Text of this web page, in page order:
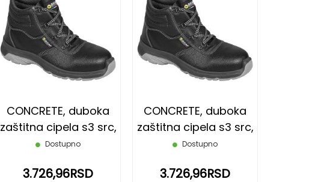
CONCRETE, duboka
zaštitna cipela s3 src,
crna, 39
Dostupno
3.726,96RSD
ŽELJA
CONCRETE, duboka
zaštitna cipela s3 src,
crna, 40
Dostupno
3.726,96RSD
ŽELJA